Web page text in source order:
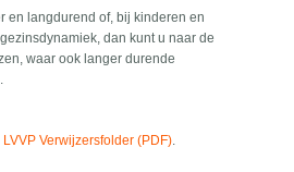
en langdurend of, bij kinderen en
dan kunt u naar de
waar ook langer durende
LVVP Verwijzersfolder (PDF).